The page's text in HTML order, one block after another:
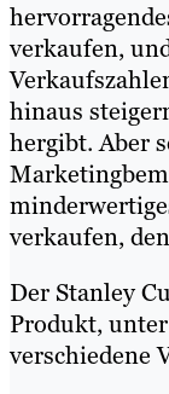
verkaufen,
hinaus
hergibt. Aber
verkaufen,
Der Stanley
Produkt,
verschiedene